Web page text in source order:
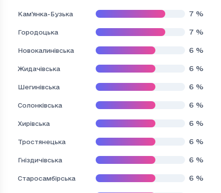
Кам'янка-Бузька 7 %
Городоцька 7 %
Новокалинівська 6 %
Жидачівська 6 %
Шегинівська 6 %
Солонківська 6 %
Хирівська 6 %
Тростянецька 6 %
Гніздичівська 6 %
Старосамбірська 6 %